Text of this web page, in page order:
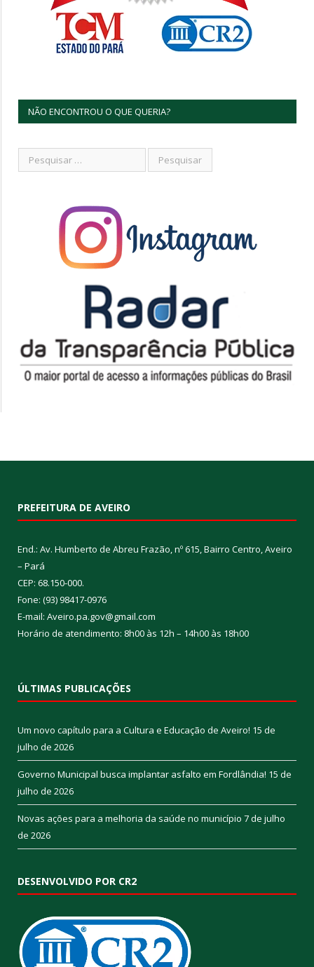
NÃO ENCONTROU O QUE QUERIA?
PREFEITURA DE AVEIRO
End.: Av. Humberto de Abreu Frazão, nº 615, Bairro Centro, Aveiro
– Pará
CEP: 68.150-000.
Fone: (93) 98417-0976
E-mail: Aveiro.pa.gov@gmail.com
Horário de atendimento: 8h00 às 12h – 14h00 às 18h00
ÚLTIMAS PUBLICAÇÕES
Um novo capítulo para a Cultura e Educação de Aveiro! 15 de
julho de 2026
Governo Municipal busca implantar asfalto em Fordlândia! 15 de
julho de 2026
Novas ações para a melhoria da saúde no município 7 de julho
de 2026
DESENVOLVIDO POR CR2